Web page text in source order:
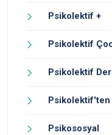
Psikolektif +
Psikolektif
Psikolektif
Psikolektif'ten
Psikososyal